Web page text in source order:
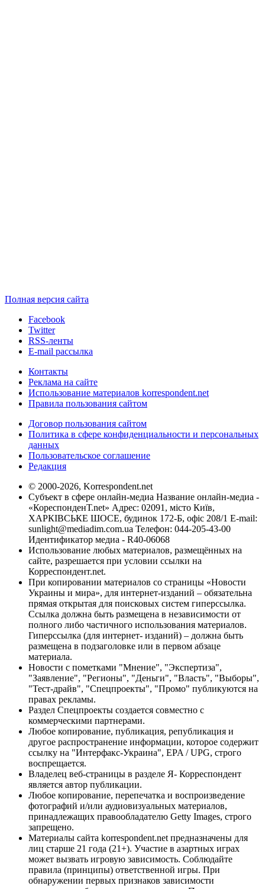
Полная версия сайта
Facebook
Twitter
RSS-ленты
E-mail рассылка
Контакты
Реклама на сайте
Использование материалов korrespondent.net
Правила пользования сайтом
Договор пользования сайтом
Политика в сфере конфиденциальности и персональных
данных
Пользовательское соглашение
Редакция
© 2000-2026, Korrespondent.net
Субъект в сфере онлайн-медиа Название онлайн-медиа -
«КореспонденТ.net» Адрес: 02091, місто Київ,
ХАРКІВСЬКЕ ШОСЕ, будинок 172-Б, офіс 208/1 E-mail:
sunlight@mediadim.com.ua Телефон: 044-205-43-00
Идентификатор медиа - R40-06068
Использование любых материалов, размещённых на
сайте, разрешается при условии ссылки на
Корреспондент.net.
При копировании материалов со страницы «Новости
Украины и мира», для интернет-изданий – обязательна
прямая открытая для поисковых систем гиперссылка.
Ссылка должна быть размещена в независимости от
полного либо частичного использования материалов.
Гиперссылка (для интернет- изданий) – должна быть
размещена в подзаголовке или в первом абзаце
материала.
Новости с пометками "Мнение", "Экспертиза",
"Заявление", "Регионы", "Деньги", "Власть", "Выборы",
"Тест-драйв", "Спецпроекты", "Промо" публикуются на
правах рекламы.
Раздел Спецпроекты создается совместно с
коммерческими партнерами.
Любое копирование, публикация, републикация и
другое распространение информации, которое содержит
ссылку на "Интерфакс-Украина", EPA / UPG, строго
воспрещается.
Владелец веб-страницы в разделе Я- Корреспондент
является автор публикации.
Любое копирование, перепечатка и воспроизведение
фотографий и/или аудиовизуальных материалов,
принадлежащих правообладателю Getty Images, строго
запрещено.
Материалы сайта korrespondent.net предназначены для
лиц старше 21 года (21+). Участие в азартных играх
может вызвать игровую зависимость. Соблюдайте
правила (принципы) ответственной игры. При
обнаружении первых признаков зависимости